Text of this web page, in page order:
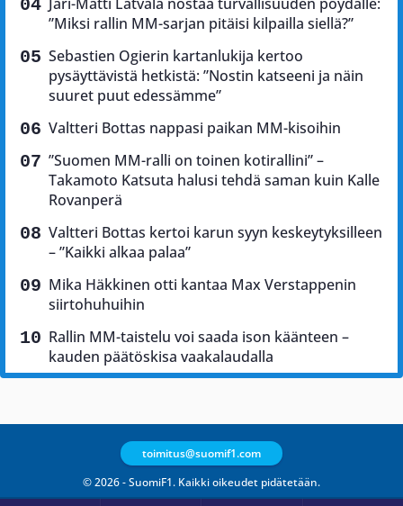
”Miksi rallin MM-sarjan pitäisi kilpailla siellä?”
Sebastien Ogierin kartanlukija kertoo
pysäyttävistä hetkistä: ”Nostin katseeni ja näin
suuret puut edessämme”
Valtteri Bottas nappasi paikan MM-kisoihin
”Suomen MM-ralli on toinen kotirallini” –
Takamoto Katsuta halusi tehdä saman kuin Kalle
Rovanperä
Valtteri Bottas kertoi karun syyn keskeytyksilleen
– ”Kaikki alkaa palaa”
Mika Häkkinen otti kantaa Max Verstappenin
siirtohuhuihin
Rallin MM-taistelu voi saada ison käänteen –
kauden päätöskisa vaakalaudalla
© 2026 - SuomiF1. Kaikki oikeudet pidätetään.
toimitus@suomif1.com